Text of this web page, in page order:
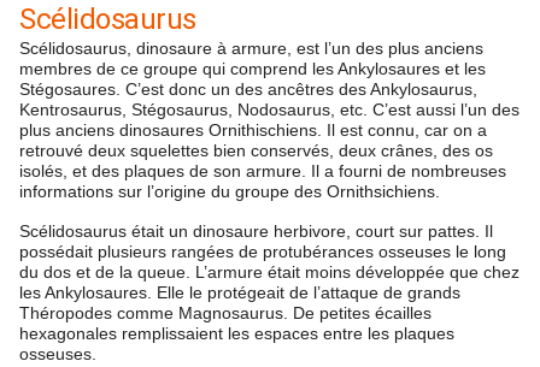
Scélidosaurus
Scélidosaurus, dinosaure à armure, est l’un des plus anciens
membres de ce groupe qui comprend les Ankylosaures et les
Stégosaures. C’est donc un des ancêtres des Ankylosaurus,
Kentrosaurus, Stégosaurus, Nodosaurus, etc. C’est aussi l’un des
plus anciens dinosaures Ornithischiens. Il est connu, car on a
retrouvé deux squelettes bien conservés, deux crânes, des os
isolés, et des plaques de son armure. Il a fourni de nombreuses
informations sur l’origine du groupe des Ornithsichiens.
Scélidosaurus était un dinosaure herbivore, court sur pattes. Il
possédait plusieurs rangées de protubérances osseuses le long
du dos et de la queue. L’armure était moins développée que chez
les Ankylosaures. Elle le protégeait de l’attaque de grands
Théropodes comme Magnosaurus. De petites écailles
hexagonales remplissaient les espaces entre les plaques
osseuses.